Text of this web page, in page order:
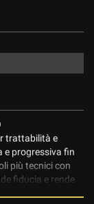
trattabilità e
e progressiva fin
più tecnici con
fiducia e rende